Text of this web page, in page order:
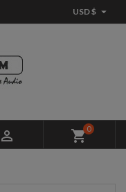
USD $ 
 shopping_cart0
×
×
×
Create wishlist
×
in your wishlist.